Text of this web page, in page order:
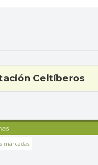
Celtíberos
marcadas